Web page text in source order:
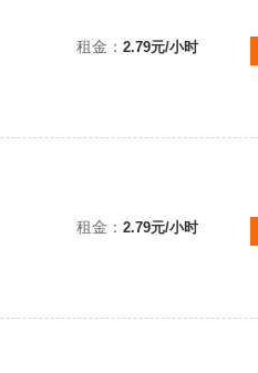
租金： 2.79元/小时
租金： 2.79元/小时